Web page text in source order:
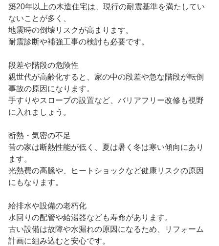
築20年以上の木造住宅は、現行の耐震基準を満たしてい
ないことが多く、
地震時の倒壊リスクが高まります。
耐震診断や補強工事の検討も必要です。
段差や階段の危険性
親世代が高齢化すると、家の中の段差や急な階段が転倒
事故の原因になります。
手すりやスロープの設置など、バリアフリー改修も視野
に入れましょう。
断熱・気密の不足
昔の家は断熱性能が低く、夏は暑く冬は寒い傾向にあり
ます。
光熱費の高騰や、ヒートショックなど健康リスクの原因
にもなります。
給排水や設備の老朽化
水回りの配管や給湯器なども寿命があります。
古い設備は故障や水漏れの原因になるため、リフォーム
計画に組み込むと安心です。